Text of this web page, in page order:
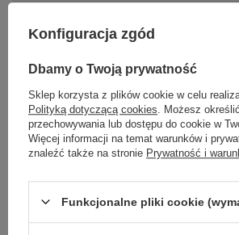
basowej?
Jak często należy wymieniać struny w gitarze
piccolo?
Jakie są zalety stosowania strun z
Konfiguracja zgód
Dbamy o Twoją prywatność
Sklep korzysta z plików cookie w celu
Polityką dotyczącą cookies . Możesz
przechowywania lub dostępu do cookie w
Więcej informacji na temat warunków i
znaleźć także na stronie Prywatność i
Funkcjonalne pliki cookie